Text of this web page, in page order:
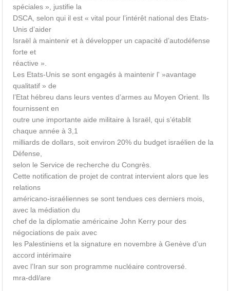
spéciales », justifie la
DSCA, selon qui il est « vital pour l’intérêt national des Etats-
Unis d’aider
Israël à maintenir et à développer un capacité d’autodéfense
forte et
réactive ».
Les Etats-Unis se sont engagés à maintenir l' »avantage
qualitatif » de
l’Etat hébreu dans leurs ventes d’armes au Moyen Orient. Ils
fournissent en
outre une importante aide militaire à Israël, qui s’établit
chaque année à 3,1
milliards de dollars, soit environ 20% du budget israélien de la
Défense,
selon le Service de recherche du Congrès.
Cette notification de projet de contrat intervient alors que les
relations
américano-israéliennes se sont tendues ces derniers mois,
avec la médiation du
chef de la diplomatie américaine John Kerry pour des
négociations de paix avec
les Palestiniens et la signature en novembre à Genève d’un
accord intérimaire
avec l’Iran sur son programme nucléaire controversé.
mra-ddl/are